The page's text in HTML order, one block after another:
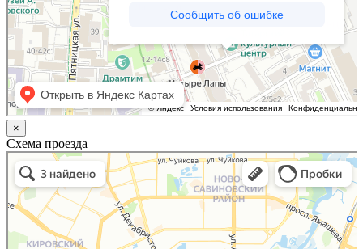
×
Схема проезда
Казань
Малый Татарский переулок, 8 на карте Москвы, ближайшее метро Новокузнецкая —
Яндекс.Карты